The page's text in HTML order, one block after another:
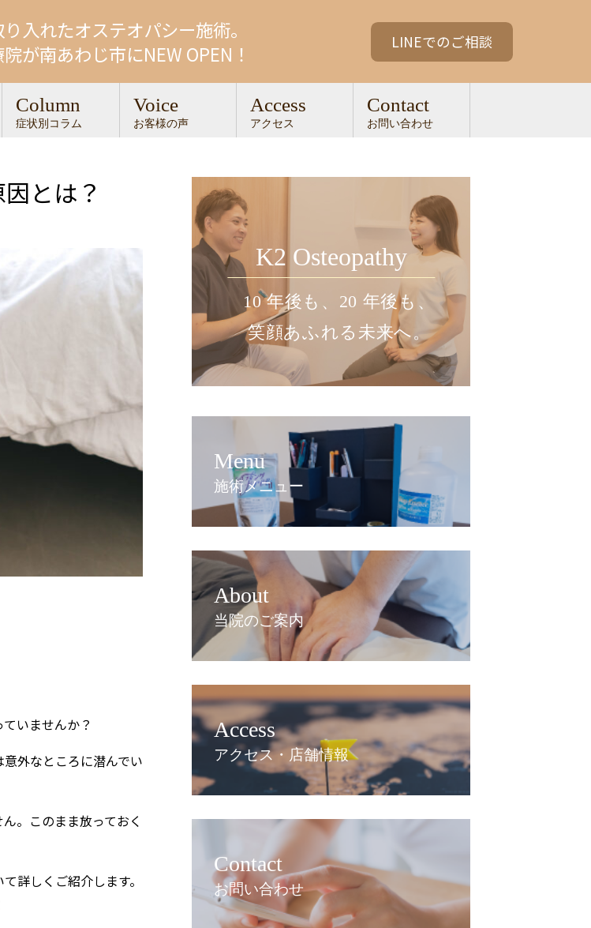
入れたオステオパシー施術。
が南あわじ市にNEW OPEN！
LINEでのご相談
Column
症状別コラム
Voice
お客様の声
Access
アクセス
Contact
お問い合わせ
とは？
いませんか？
外なところに潜んでい
。このまま放っておく
詳しくご紹介します。
K2 Osteopathy
10 年後も、20 年後も、
笑顔あふれる未来へ。
Menu
施術メニュー
About
当院のご案内
Access
アクセス・店舗情報
Contact
お問い合わせ